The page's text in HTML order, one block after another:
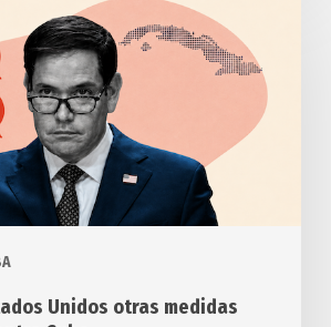
Unidos otras medidas